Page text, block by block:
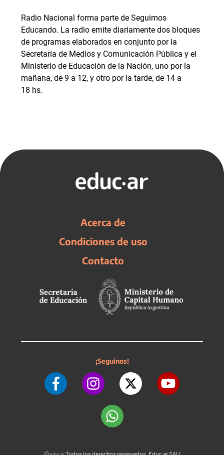
Radio Nacional forma parte de Seguimos
Educando. La radio emite diariamente dos bloques
de programas elaborados en conjunto por la
Secretaría de Medios y Comunicación Pública y el
Ministerio de Educación de la Nación, uno por la
mañana, de 9 a 12, y otro por la tarde, de 14 a
18 hs.
Acerca de
Condiciones de uso
Contacto
¡Seguinos!
© Todos los derechos reservados. Educ.ar SAU